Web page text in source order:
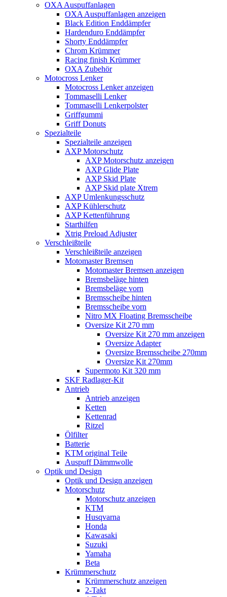
OXA Auspuffanlagen
OXA Auspuffanlagen anzeigen
Black Edition Enddämpfer
Hardenduro Enddämpfer
Shorty Enddämpfer
Chrom Krümmer
Racing finish Krümmer
OXA Zubehör
Motocross Lenker
Motocross Lenker anzeigen
Tommaselli Lenker
Tommaselli Lenkerpolster
Griffgummi
Griff Donuts
Spezialteile
Spezialteile anzeigen
AXP Motorschutz
AXP Motorschutz anzeigen
AXP Glide Plate
AXP Skid Plate
AXP Skid plate Xtrem
AXP Umlenkungsschutz
AXP Kühlerschutz
AXP Kettenführung
Starthilfen
Xtrig Preload Adjuster
Verschleißteile
Verschleißteile anzeigen
Motomaster Bremsen
Motomaster Bremsen anzeigen
Bremsbeläge hinten
Bremsbeläge vorn
Bremsscheibe hinten
Bremsscheibe vorn
Nitro MX Floating Bremsscheibe
Oversize Kit 270 mm
Oversize Kit 270 mm anzeigen
Oversize Adapter
Oversize Bremsscheibe 270mm
Oversize Kit 270mm
Supermoto Kit 320 mm
SKF Radlager-Kit
Antrieb
Antrieb anzeigen
Ketten
Kettenrad
Ritzel
Ölfilter
Batterie
KTM original Teile
Auspuff Dämmwolle
Optik und Design
Optik und Design anzeigen
Motorschutz
Motorschutz anzeigen
KTM
Husqvarna
Honda
Kawasaki
Suzuki
Yamaha
Beta
Krümmerschutz
Krümmerschutz anzeigen
2-Takt